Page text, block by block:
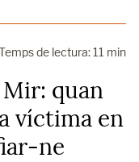
de lectura: 11 min
Mir: quan
víctima en
ne